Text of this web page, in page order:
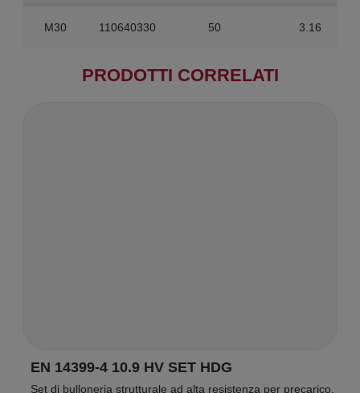
M30 110640330 50 3.16
PRODOTTI CORRELATI
EN 14399-4 10.9 HV SET HDG
Set di bulloneria strutturale ad alta resistenza per precarico,